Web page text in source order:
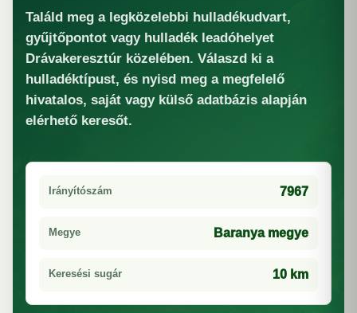
Találd meg a legközelebbi hulladékudvart,
gyűjtőpontot vagy hulladék leadóhelyet
Drávakeresztúr közelében. Válaszd ki a
hulladéktípust, és nyisd meg a megfelelő
hivatalos, saját vagy külső adatbázis alapján
elérhető keresőt.
Irányítószám 7967
Megye Baranya megye
Keresési sugár 10 km